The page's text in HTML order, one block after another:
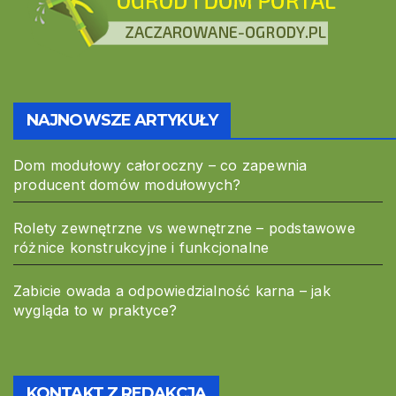
NAJNOWSZE ARTYKUŁY
Dom modułowy całoroczny – co zapewnia
producent domów modułowych?
Rolety zewnętrzne vs wewnętrzne – podstawowe
różnice konstrukcyjne i funkcjonalne
Zabicie owada a odpowiedzialność karna – jak
wygląda to w praktyce?